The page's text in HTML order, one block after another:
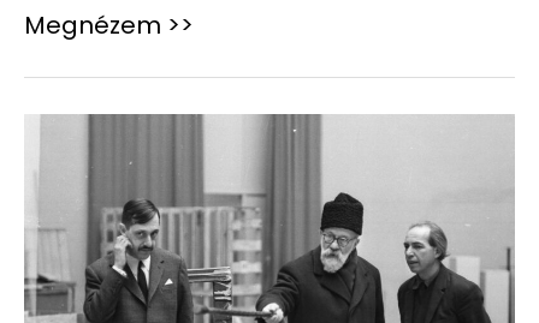
Megnézem >>